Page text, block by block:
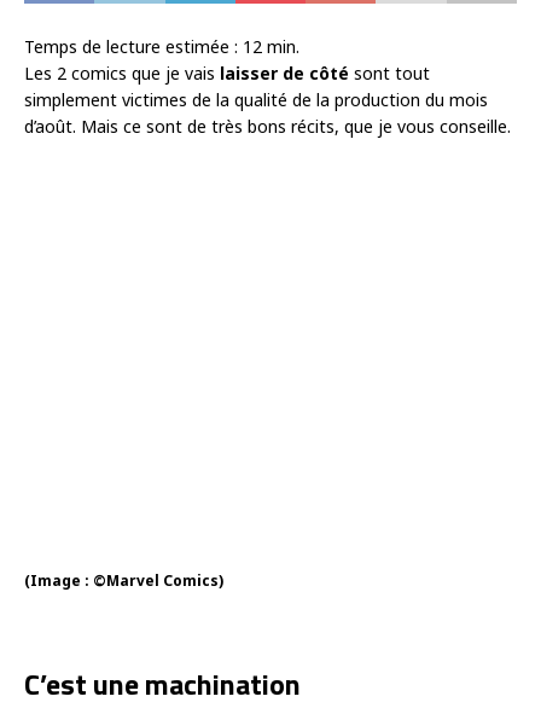
Temps de lecture estimée : 12 min.
Les 2 comics que je vais laisser de côté sont tout
simplement victimes de la qualité de la production du mois
d’août. Mais ce sont de très bons récits, que je vous conseille.
(Image : ©Marvel Comics)
C’est une machination